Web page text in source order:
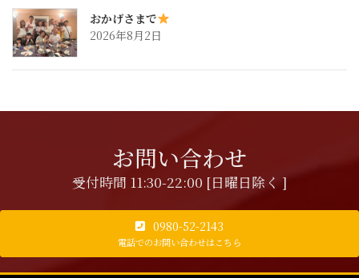
おかげさまで
2026年8月2日
お問い合わせ
受付時間 11:30-22:00 [日曜日除く ]
0980-52-2143
電話でのお問い合わせはこちら